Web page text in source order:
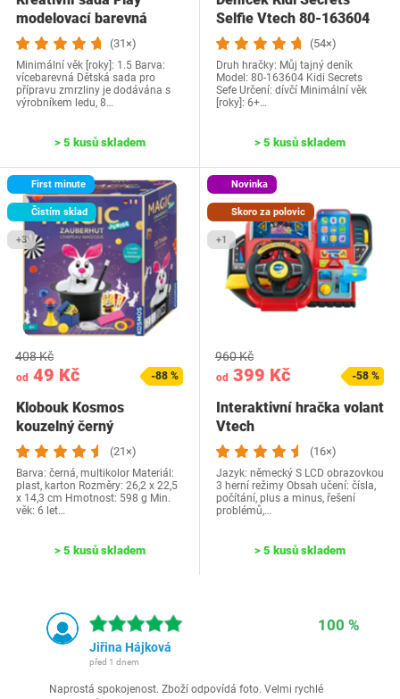
modelovací barevná
(31×)
Minimální věk [roky]: 1.5 Barva:
vícebarevná Dětská sada pro
přípravu zmrzliny je dodávána s
výrobníkem ledu, 8…
> 5 kusů skladem
Selfie Vtech 80-163604
(54×)
Druh hračky: Můj tajný deník
Model: 80-163604 Kidi Secrets
Sefe Určení: dívčí Minimální věk
[roky]: 6+…
> 5 kusů skladem
First minute
Čistím sklad
+3
od 49 Kč
408 Kč
-88 %
Klobouk Kosmos
kouzelný černý
(21×)
Barva: černá, multikolor Materiál:
plast, karton Rozměry: 26,2 x 22,5
x 14,3 cm Hmotnost: 598 g Min.
věk: 6 let…
> 5 kusů skladem
Novinka
Skoro za polovic
+1
od 399 Kč
960 Kč
-58 %
Interaktivní hračka volant
Vtech
(16×)
Jazyk: německý S LCD obrazovkou
3 herní režimy Obsah učení: čísla,
počítání, plus a minus, řešení
problémů,…
> 5 kusů skladem
100 %
Jiřina Hájková
před 1 dnem
Naprostá spokojenost. Zboží odpovídá foto. Velmi rychlé